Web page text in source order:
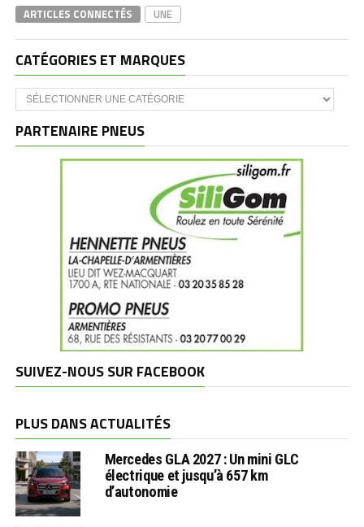
ARTICLES CONNECTÉS UNE
CATÉGORIES ET MARQUES
Catégories
et
PARTENAIRE PNEUS
SUIVEZ-NOUS SUR FACEBOOK
PLUS DANS ACTUALITÉS
Mercedes GLA 2027 : Un mini GLC
électrique et jusqu’à 657 km
d’autonomie